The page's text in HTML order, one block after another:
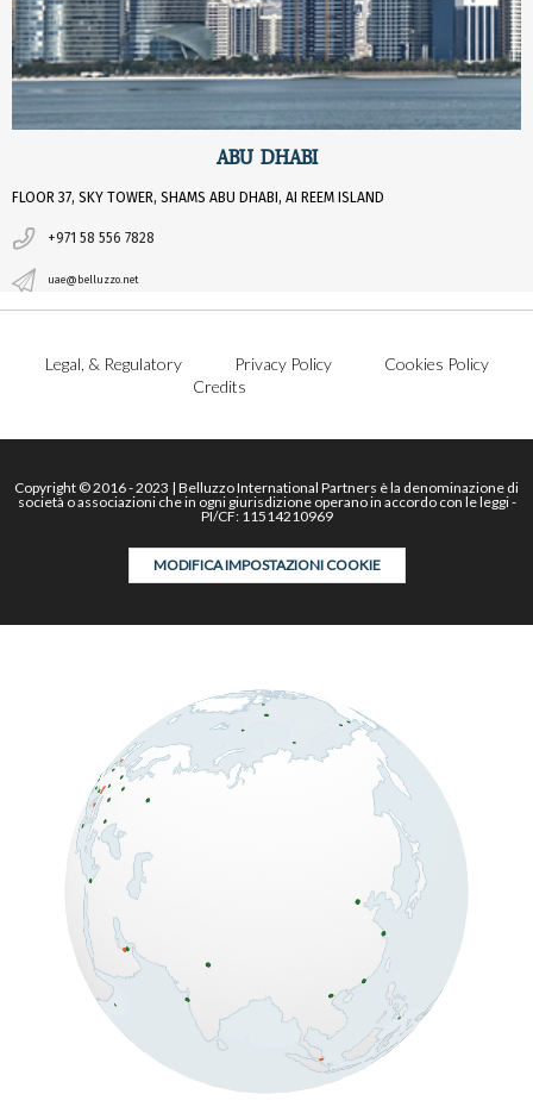
ABU DHABI
FLOOR 37, SKY TOWER, SHAMS ABU DHABI, AI REEM ISLAND
+971 58 556 7828
uae@belluzzo.net
Legal, & Regulatory Privacy Policy
Cookies Policy
Credits
Copyright © 2016 - 2023 | Belluzzo International Partners è la denominazione di
società o associazioni che in ogni giurisdizione operano in accordo con le leggi -
PI/CF: 11514210969
MODIFICA IMPOSTAZIONI COOKIE